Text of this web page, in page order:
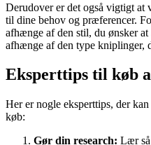
Derudover er det også vigtigt at
til dine behov og præferencer.
afhænge af den stil, du ønsker
afhænge af den type kniplinger,
Eksperttips til køb
Her er nogle eksperttips, der
køb:
Gør din research: Lær så